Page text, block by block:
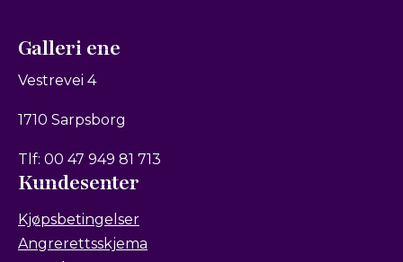
Galleri ene
Vestrevei 4
1710 Sarpsborg
Tlf: 00 47 949 81 713
Kundesenter
Kjøpsbetingelser
Angrerettsskjema